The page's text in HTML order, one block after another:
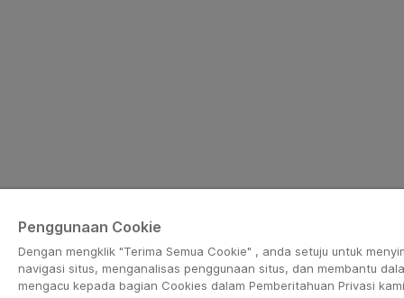
Penggunaan Cookie
Dengan mengklik "Terima Semua Cookie" , anda setuju untuk
navigasi situs, menganalisas penggunaan situs, dan membantu
mengacu kepada bagian Cookies dalam Pemberitahuan Privasi